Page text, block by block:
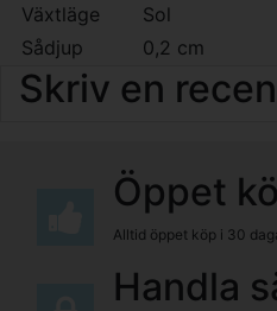
Växtläge
Sol
Sådjup
0,2 cm
Skriv en
Öppet
Alltid öppet köp i 30
Handla